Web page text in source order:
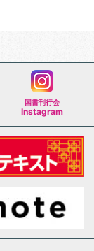
国書刊行会
Instagram